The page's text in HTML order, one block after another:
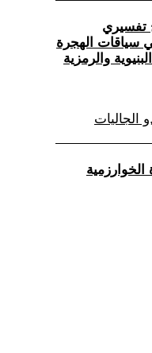
تفسيري
سياقات الهجرة
والرمزية
الجاليات